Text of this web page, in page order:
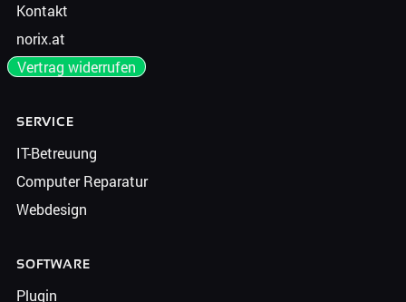
Kontakt
norix.at
Vertrag widerrufen
SERVICE
IT-Betreuung
Computer Reparatur
Webdesign
SOFTWARE
Plugin